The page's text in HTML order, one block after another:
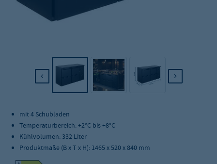
mit 4 Schubladen
Temperaturbereich: +2°C bis +8°C
Kühlvolumen: 332 Liter
Produktmaße (B x T x H): 1465 x 520 x 840 mm